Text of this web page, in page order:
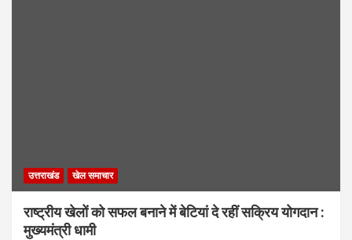
उत्तराखंड खेल समाचार
राष्ट्रीय खेलों को सफल बनाने में बेटियां दे रहीं सक्रिय योगदान :
मुख्यमंत्री धामी